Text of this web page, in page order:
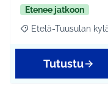
Etenee jatkoon
Rajaa tulokset
Etelä-Tuusulan
Tutustu